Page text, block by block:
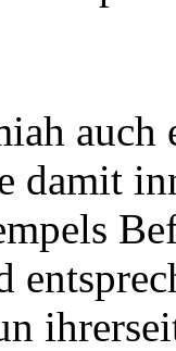
auch
damit